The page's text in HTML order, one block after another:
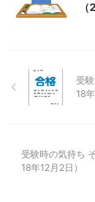
受
18
受験時の気持ち
18年12月2日）